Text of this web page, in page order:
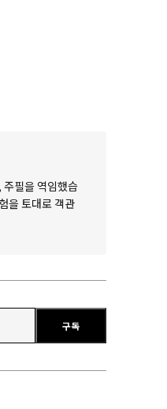
필을 역임했습
을 토대로 객관
구독